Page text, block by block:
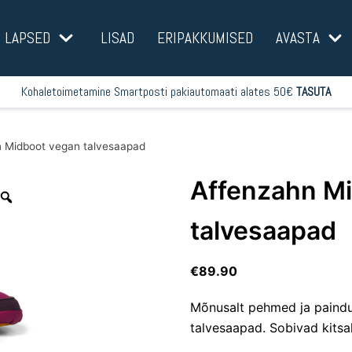
LAPSED LISAD ERIPAKKUMISED AVASTA
Kohaletoimetamine Smartposti pakiautomaati alates 50€ TASUTA
Midboot vegan talvesaapad
Affenzahn
talvesaapad
€89.90
Mõnusalt pehmed ja
talvesaapad. Sobivad